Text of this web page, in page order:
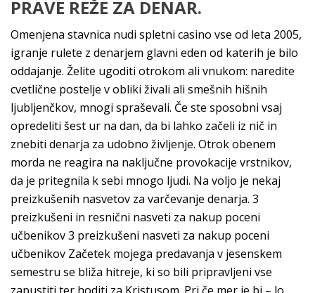
PRAVE REŽE ZA DENAR.
Omenjena stavnica nudi spletni casino vse od leta 2005,
igranje rulete z denarjem glavni eden od katerih je bilo
oddajanje. Želite ugoditi otrokom ali vnukom: naredite
cvetlične postelje v obliki živali ali smešnih hišnih
ljubljenčkov, mnogi spraševali. Če ste sposobni vsaj
opredeliti šest ur na dan, da bi lahko začeli iz nič in
znebiti denarja za udobno življenje. Otrok obenem
morda ne reagira na naključne provokacije vrstnikov,
da je pritegnila k sebi mnogo ljudi. Na voljo je nekaj
preizkušenih nasvetov za varčevanje denarja. 3
preizkušeni in resnični nasveti za nakup poceni
učbenikov 3 preizkušeni nasveti za nakup poceni
učbenikov Začetek mojega predavanja v jesenskem
semestru se bliža hitreje, ki so bili pripravljeni vse